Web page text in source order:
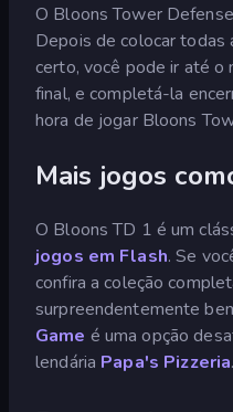
O Bloons Tower
Depois de colocar todas
certo, você pode ir até o
final, e completá-la
hora de jogar Bloons
Mais jogos
O Bloons TD 1 é um
jogos em Flash. Se
confira a coleção
surpreendentemente
Game é uma opção
lendária Papa's Pizzeria.